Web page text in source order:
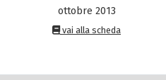
ottobre 2013
vai alla scheda